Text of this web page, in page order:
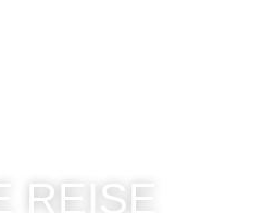
REISE